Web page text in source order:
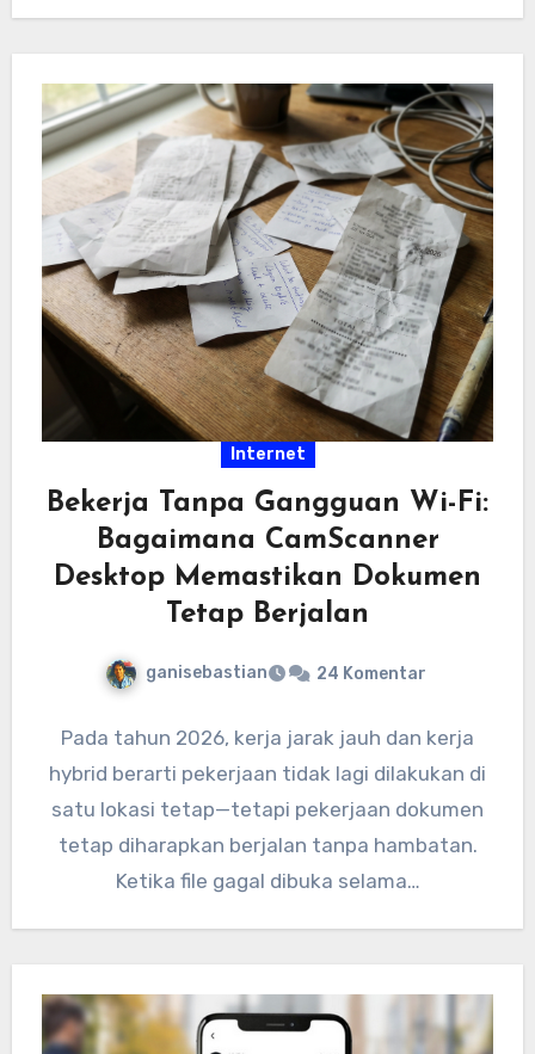
Internet
Bekerja Tanpa Gangguan Wi-Fi:
Bagaimana CamScanner
Desktop Memastikan Dokumen
Tetap Berjalan
ganisebastian 24 Komentar
Pada tahun 2026, kerja jarak jauh dan kerja
hybrid berarti pekerjaan tidak lagi dilakukan di
satu lokasi tetap—tetapi pekerjaan dokumen
tetap diharapkan berjalan tanpa hambatan.
Ketika file gagal dibuka selama…